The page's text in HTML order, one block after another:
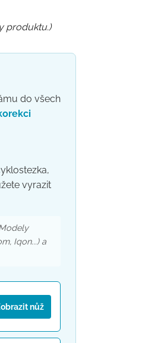
produktu.)
do všech
vyrazit
Iqon...) a
nůž